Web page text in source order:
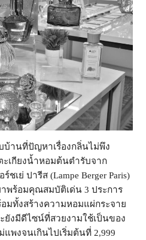
บ้านที่ปัญหาเรื่องกลิ่นไม่พึง
เกียงน้ำหอมต้นตำรับจาก
เย่ ปารีส (Lampe Berger Paris)
พร้อมคุณสมบัติเด่น 3 ประการ
มทั้งสร้างความหอมแผ่กระจาย
งมีดีไซน์ที่สวยงามใช้เป็นของ
พงจนเกินไปเริ่มต้นที่ 2,999